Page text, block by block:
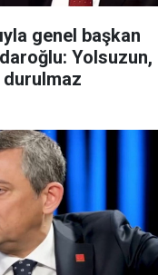
genel başkan
Yolsuzun,
durulmaz